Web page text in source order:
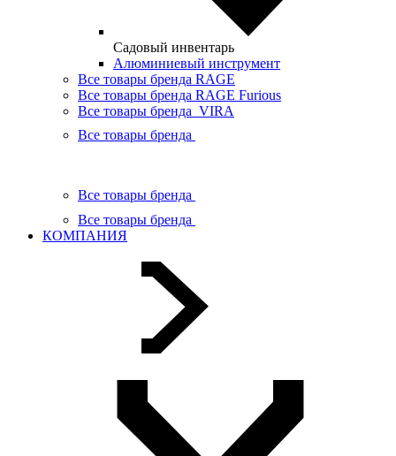
Садовый инвентарь
Алюминиевый инструмент
Все товары бренда RAGE
Все товары бренда RAGE Furious
Все товары бренда VIRA
Все товары бренда
Все товары бренда
Все товары бренда
КОМПАНИЯ